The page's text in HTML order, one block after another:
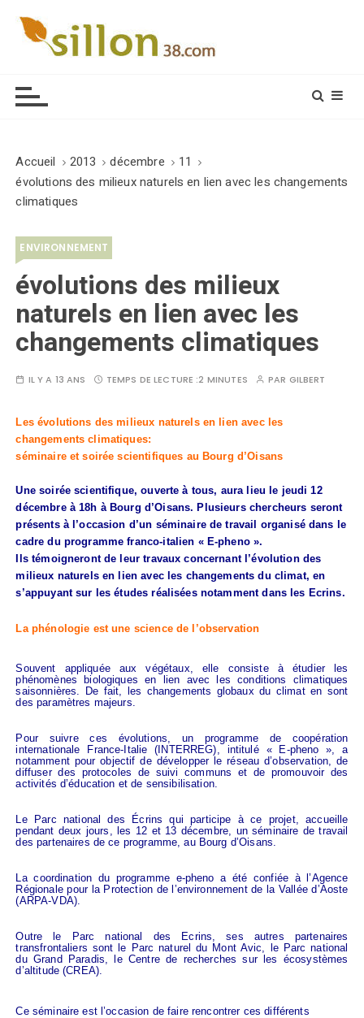
Accueil 2013 décembre
11
évolutions des milieux naturels en lien avec les changements
climatiques
ENVIRONNEMENT
évolutions des milieux
naturels en lien avec les
changements climatiques
IL Y A 13 ANS TEMPS DE LECTURE :2 MINUTES PAR GILBERT
Les évolutions des milieux naturels en lien avec les
changements climatiques:
séminaire et soirée scientifiques au Bourg d’Oisans
Une soirée scientifique, ouverte à tous, aura lieu le jeudi 12
décembre à 18h à Bourg d’Oisans. Plusieurs chercheurs seront
présents à l’occasion d’un séminaire de travail organisé dans le
cadre du programme franco-italien « E-pheno ».
Ils témoigneront de leur travaux concernant l’évolution des
milieux naturels en lien avec les changements du climat, en
s’appuyant sur les études réalisées notamment dans les Ecrins.
La phénologie est une science de l’observation
Souvent appliquée aux végétaux, elle consiste à étudier les
phénomènes biologiques en lien avec les conditions climatiques
saisonnières. De fait, les changements globaux du climat en sont
des paramètres majeurs.
Pour suivre ces évolutions, un programme de coopération
internationale France-Italie (INTERREG), intitulé « E-pheno », a
notamment pour objectif de développer le réseau d’observation, de
diffuser des protocoles de suivi communs et de promouvoir des
activités d’éducation et de sensibilisation.
Le Parc national des Écrins qui participe à ce projet, accueille
pendant deux jours , les 12 et 13 décembre, un séminaire de travail
des partenaires de ce programme, au Bourg d’Oisans.
La coordination du programme e-phenoa été confiée àl’Agence
Régionale pour la Protection de l’environnement de la Vallée d’Aoste
(ARPA-VDA).
Outre le Parc national des Ecrins, ses autres partenaires
transfrontaliers sont le Parc natureldu Mont Avic, le Parc national
du Grand Paradis, le Centre de recherches sur les écosystèmes
d’altitude (CREA).
Ce séminaire est l’occasion de faire rencontrer ces différents